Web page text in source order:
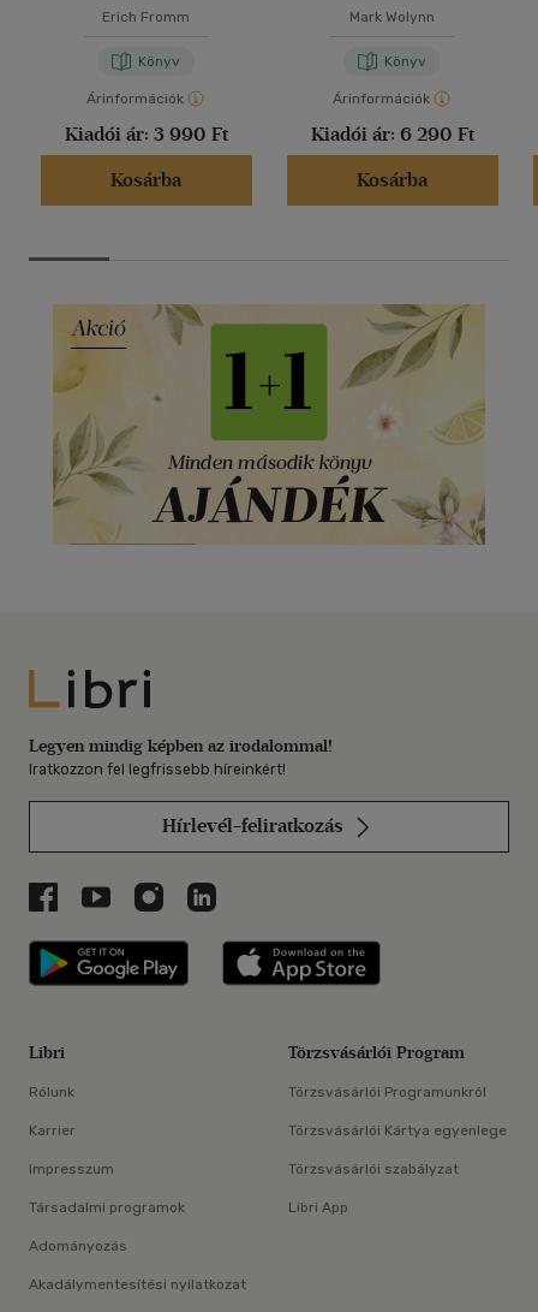
Erich Fromm
Könyv
Árinformációk
Kiadói ár: 3 990 Ft
Kosárba
Mark Wolynn
Könyv
Árinformációk
Kiadói ár: 6 290 Ft
Kosárba
Libri
Legyen mindig képben az irodalommal!
Iratkozzon fel legfrissebb híreinkért!
Hírlevél-feliratkozás
Libri a Facebookon
Libri a Youtube-on
Libri az Instagramon
Libri a LinkedInen
Libri applikáció Szerezd meg: Google
Libri
Rólunk
Karrier
Impresszum
Társadalmi programok
Adományozás
Akadálymentesítési nyilatkozat
Törzsvásárlói Program
Törzsvásárlói Programunkról
Törzsvásárlói Kártya egyenlege
Törzsvásárlói szabályzat
Libri App